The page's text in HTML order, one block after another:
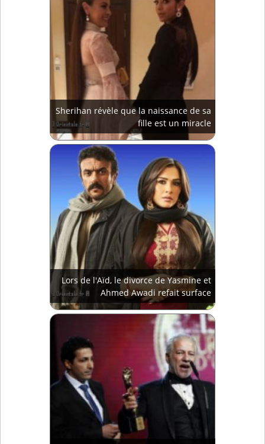
Sherihan révèle que la naissance de sa
fille est un miracle
Lors de l'Aïd, le divorce de Yasmine et
Ahmed Awadi refait surface